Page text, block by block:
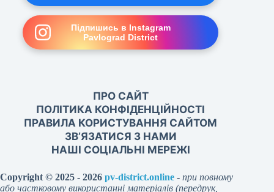
Підпишись в Instagram
Pavlograd District
ПРО САЙТ
ПОЛІТИКА КОНФІДЕНЦІЙНОСТІ
ПРАВИЛА КОРИСТУВАННЯ САЙТОМ
ЗВ’ЯЗАТИСЯ З НАМИ
НАШІ СОЦІАЛЬНІ МЕРЕЖІ
Copyright © 2025 - 2026 pv-district.online - при повному
або частковому використанні матеріалів (передрук,